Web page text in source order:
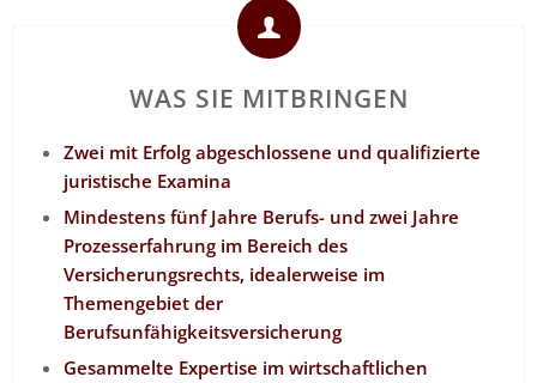
WAS SIE MITBRINGEN
Zwei mit Erfolg abgeschlossene und qualifizierte
juristische Examina
Mindestens fünf Jahre Berufs- und zwei Jahre
Prozesserfahrung im Bereich des
Versicherungsrechts, idealerweise im
Themengebiet der
Berufsunfähigkeitsversicherung
Gesammelte Expertise im wirtschaftlichen